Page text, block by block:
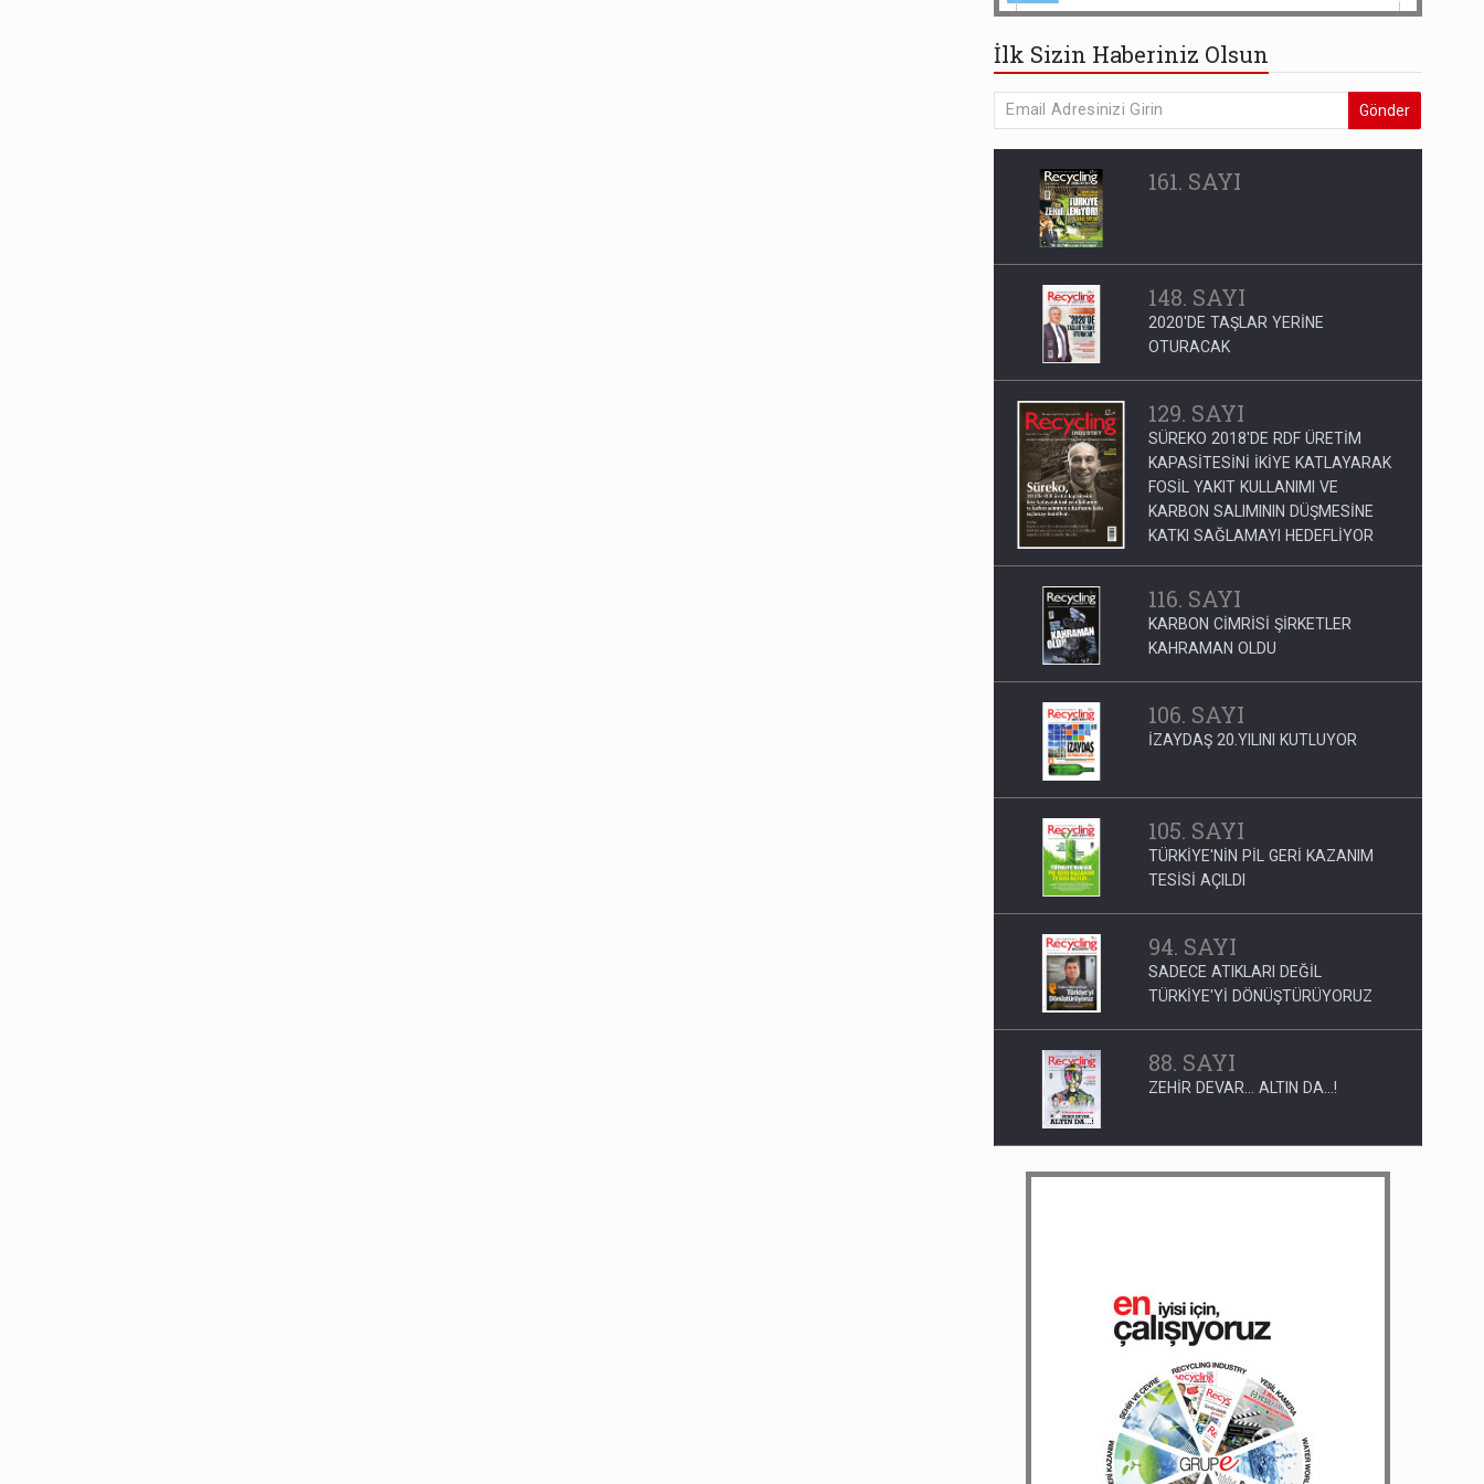
İlk Sizin Haberiniz Olsun
Gönder
161. SAYI
148. SAYI
2020'DE TAŞLAR YERİNE
OTURACAK
129. SAYI
SÜREKO 2018'DE RDF ÜRETİM
KAPASİTESİNİ İKİYE KATLAYARAK
FOSİL YAKIT KULLANIMI VE
KARBON SALIMININ DÜŞMESİNE
KATKI SAĞLAMAYI HEDEFLİYOR
116. SAYI
KARBON CİMRİSİ ŞİRKETLER
KAHRAMAN OLDU
106. SAYI
İZAYDAŞ 20.YILINI KUTLUYOR
105. SAYI
TÜRKİYE'NİN PİL GERİ KAZANIM
TESİSİ AÇILDI
94. SAYI
SADECE ATIKLARI DEĞİL
TÜRKİYE'Yİ DÖNÜŞTÜRÜYORUZ
88. SAYI
ZEHİR DEVAR... ALTIN DA...!
37. SAYI
200. SAYI